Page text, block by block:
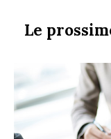
Le